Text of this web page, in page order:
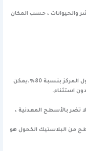
والحيوانات ، حسب المكان
أقوى عامل مبيد للجراثيم هو الكحول ، وخاصة الكحول المركز بنسبة 80٪.يمكن
استثناء.
تضر بالأسطح المعدنية ،
من البلاستيك الكحول هو